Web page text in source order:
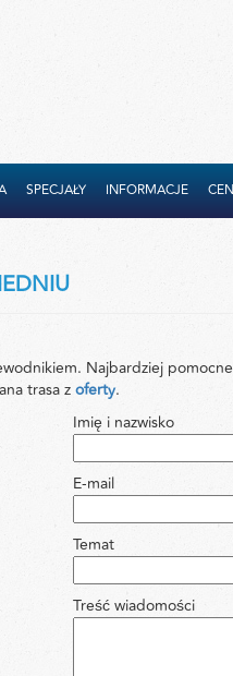
SPECJAŁY INFORMACJE
Najbardziej
trasa zoferty.
Imię i nazwisko
E-mail
Temat
Treść wiadomości